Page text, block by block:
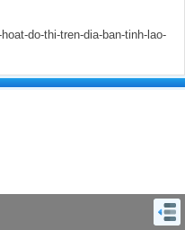
do-thi-tren-dia-ban-tinh-lao-